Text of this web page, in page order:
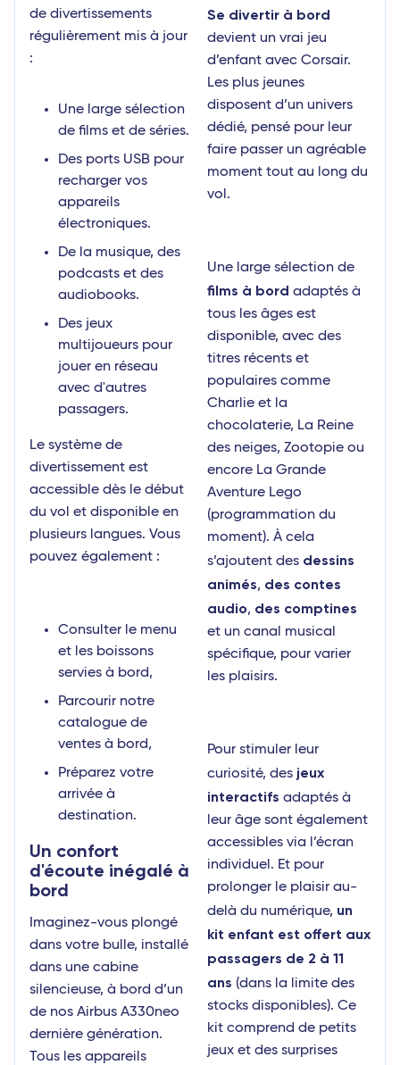
de divertissements
régulièrement mis à jour
:
Une large sélection
de films et de séries.
Des ports USB pour
recharger vos
appareils
électroniques.
De la musique, des
podcasts et des
audiobooks.
Des jeux
multijoueurs pour
jouer en réseau
avec d'autres
passagers.
Le système de
divertissement est
accessible dès le début
du vol et disponible en
plusieurs langues. Vous
pouvez également :
Consulter le menu
et les boissons
servies à bord,
Parcourir notre
catalogue de
ventes à bord,
Préparez votre
arrivée à
destination.
Un confort
d'écoute inégalé à
bord
Imaginez-vous plongé
dans votre bulle, installé
dans une cabine
silencieuse, à bord d’un
de nos Airbus A330neo
dernière génération.
Tous les appareils
Se divertir à bord
devient un vrai jeu
d’enfant avec Corsair.
Les plus jeunes
disposent d’un univers
dédié, pensé pour leur
faire passer un agréable
moment tout au long du
vol.
Une large sélection de
films à bord adaptés à
tous les âges est
disponible, avec des
titres récents et
populaires comme
Charlie et la
chocolaterie, La Reine
des neiges, Zootopie ou
encore La Grande
Aventure Lego
(programmation du
moment). À cela
s’ajoutent des dessins
animés, des contes
audio, des comptines
et un canal musical
spécifique, pour varier
les plaisirs.
Pour stimuler leur
curiosité, des jeux
interactifs adaptés à
leur âge sont également
accessibles via l’écran
individuel. Et pour
prolonger le plaisir au-
delà du numérique, un
kit enfant est offert aux
passagers de 2 à 11
ans (dans la limite des
stocks disponibles). Ce
kit comprend de petits
jeux et des surprises